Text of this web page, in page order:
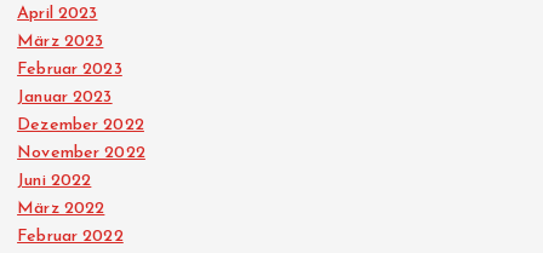
April 2023
März 2023
Februar 2023
Januar 2023
Dezember 2022
November 2022
Juni 2022
März 2022
Februar 2022